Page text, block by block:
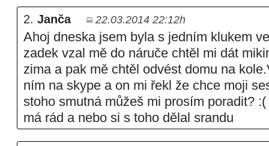
2. Janča 22.03.2014 22:12h
Ahoj dneska jsem byla s jedním klukem
zadek vzal mě do náruče chtěl mi dát
zima a pak mě chtěl odvést domu na
ním na skype a on mi řekl že chce moji
stoho smutná můžeš mi prosím poradit?
má rád a nebo si s toho dělal srandu